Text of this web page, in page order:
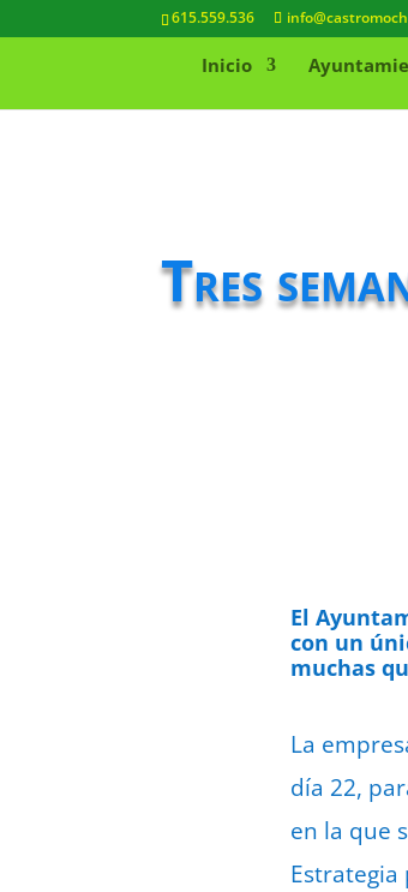
615.559.536
Inicio
Tres
El
con un
muchas
La
día 22,
en la que
Estrategia